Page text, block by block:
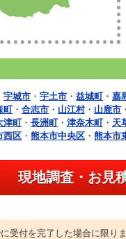
宇城市 ・ 宇土市 ・ 益城町・ 嘉
町・ 合志市 ・ 山江村・ 山鹿市 ・
津町・ 長洲町・ 津奈木町・ 天
西区 ・ 熊本市中央区 ・ 熊本市
現地調査・お見
受付を完了した場合に限りま